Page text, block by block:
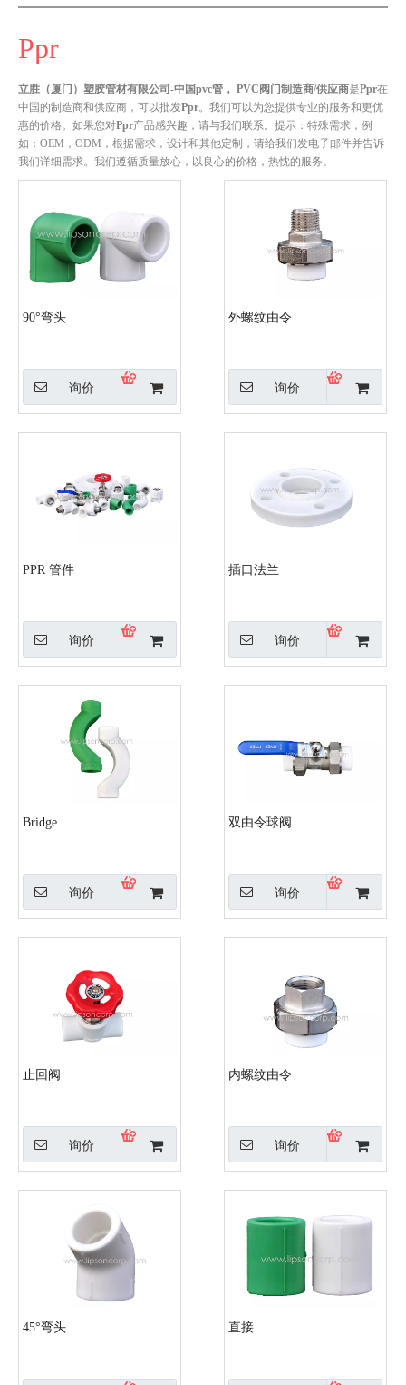
Ppr
立胜（厦门）塑胶管材有限公司-中国pvc管， PVC阀门制造商/供应商是Ppr在
中国的制造商和供应商，可以批发Ppr。我们可以为您提供专业的服务和更优
惠的价格。如果您对Ppr产品感兴趣，请与我们联系。提示：特殊需求，例
如：OEM，ODM，根据需求，设计和其他定制，请给我们发电子邮件并告诉
我们详细需求。我们遵循质量放心，以良心的价格，热忱的服务。
90°弯头
询价
外螺纹由令
询价
PPR 管件
询价
插口法兰
询价
Bridge
询价
双由令球阀
询价
止回阀
询价
内螺纹由令
询价
45°弯头 直接